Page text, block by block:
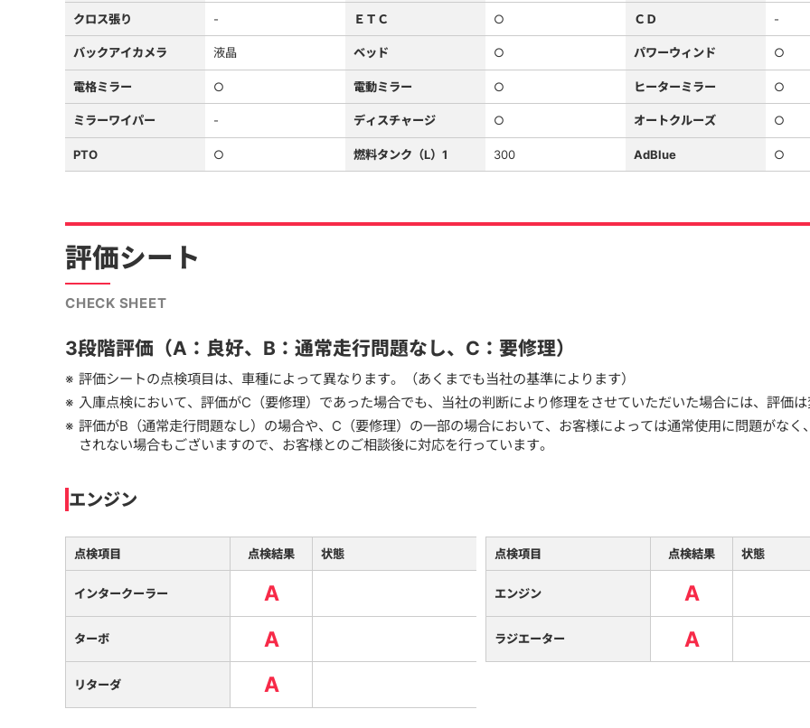
クロス張り - ＥＴＣ ○ ＣＤ -
バックアイカメラ 液晶 ベッド ○ パワーウィンド ○
電格ミラー ○ 電動ミラー ○ ヒーターミラー ○
ミラーワイパー - ディスチャージ ○ オートクルーズ ○
PTO ○ 燃料タンク（L）1 300 AdBlue ○
評価シート
CHECK SHEET
3段階評価（A：良好、B：通常走行問題なし、C：要修理）
評価シートの点検項目は、車種によって異なります。（あくまでも当社の基準によります）
入庫点検において、評価がC（要修理）であった場合でも、当社の判断により修理をさせていただいた場合には、評価
評価がB（通常走行問題なし）の場合や、C（要修理）の一部の場合において、お客様によっては通常使用に問題がなく
されない場合もございますので、お客様とのご相談後に対応を行っています。
エンジン
点検項目 点検結果 状態 点検項目 点検結果 状態
インタークーラー A エンジン A
ターボ A ラジエーター A
リターダ A